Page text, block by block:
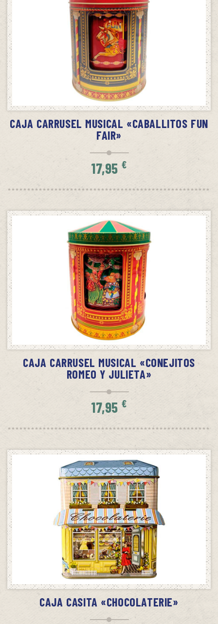
SIN STOCK
AVÍSAME CUANDO HAYA STOCK
CAJA CARRUSEL MUSICAL «CABALLITOS FUN
FAIR»
17,95€
SIN STOCK
AVÍSAME CUANDO HAYA STOCK
CAJA CARRUSEL MUSICAL «CONEJITOS
ROMEO Y JULIETA»
17,95€
SIN STOCK
AVÍSAME CUANDO HAYA STOCK
CAJA CASITA «CHOCOLATERIE»